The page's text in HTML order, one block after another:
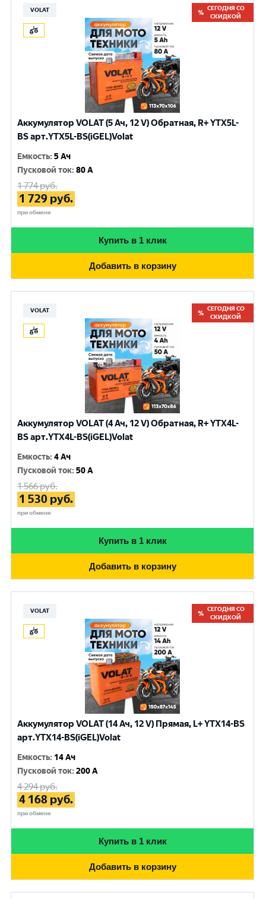
VOLAT
СЕГОДНЯ СО
СКИДКОЙ
Аккумулятор VOLAT (5 Ач, 12 V) Обратная, R+ YTX5L-
BS арт.YTX5L-BS(iGEL)Volat
Емкость:5 Ач
Пусковой ток:80 A
1 774руб.
1 729 руб.
при обмене
Купить в 1 клик
Добавить в корзину
VOLAT
СЕГОДНЯ СО
СКИДКОЙ
Аккумулятор VOLAT (4 Ач, 12 V) Обратная, R+ YTX4L-
BS арт.YTX4L-BS(iGEL)Volat
Емкость:4 Ач
Пусковой ток:50 A
1 566руб.
1 530 руб.
при обмене
Купить в 1 клик
Добавить в корзину
VOLAT
СЕГОДНЯ СО
СКИДКОЙ
Аккумулятор VOLAT (14 Ач, 12 V) Прямая, L+ YTX14-BS
арт.YTX14-BS(iGEL)Volat
Емкость: 14 Ач
Пусковой ток:200 A
4 294руб.
4 168 руб.
при обмене
Купить в 1 клик
Добавить в корзину